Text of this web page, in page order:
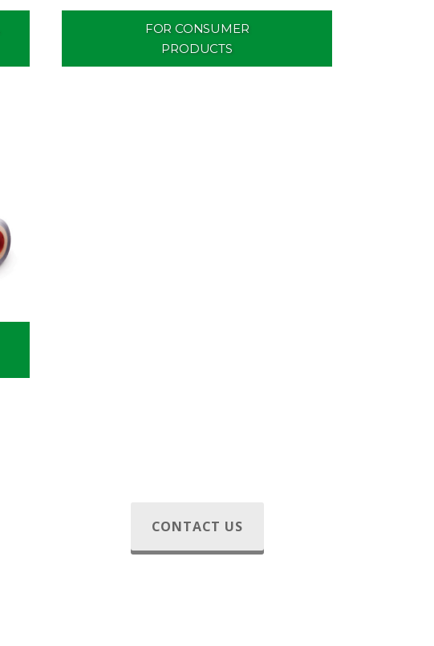
FOR CONSUMER
PRODUCTS
CONTACT US